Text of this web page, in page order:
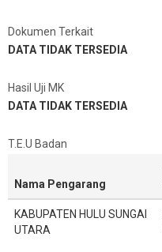
Dokumen Terkait
DATA TIDAK TERSEDIA
Hasil Uji MK
DATA TIDAK TERSEDIA
T.E.U Badan
Nama Pengarang
KABUPATEN HULU SUNGAI
UTARA